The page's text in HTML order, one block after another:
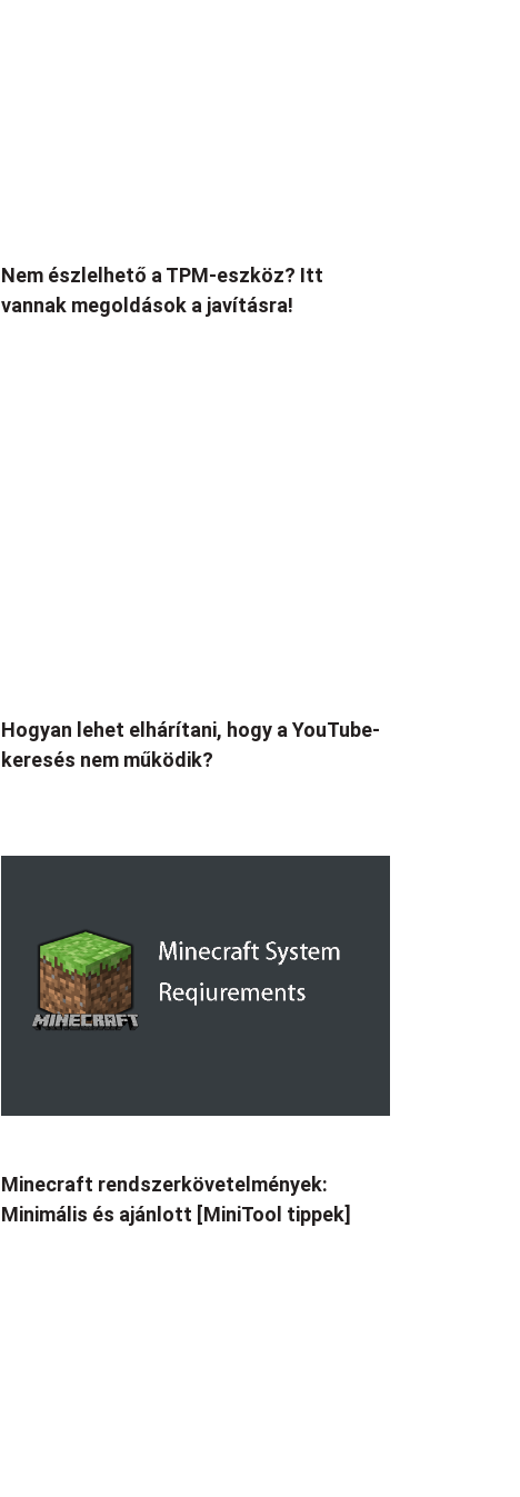
Nem észlelhető a TPM-eszköz? Itt
vannak megoldások a javításra!
Hogyan lehet elhárítani, hogy a YouTube-
keresés nem működik?
Minecraft rendszerkövetelmények:
Minimális és ajánlott [MiniTool tippek]